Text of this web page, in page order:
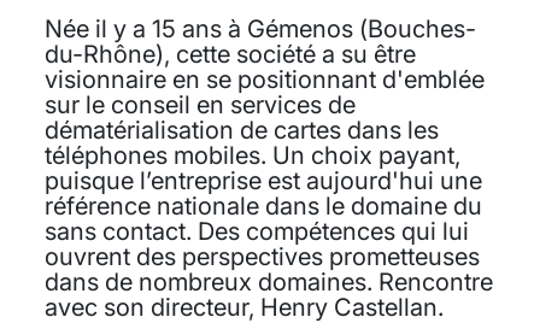
Née il y a 15 ans à Gémenos (Bouches-
du-Rhône), cette société a su être
visionnaire en se positionnant d'emblée
sur le conseil en services de
dématérialisation de cartes dans les
téléphones mobiles. Un choix payant,
puisque l’entreprise est aujourd'hui une
référence nationale dans le domaine du
sans contact. Des compétences qui lui
ouvrent des perspectives prometteuses
dans de nombreux domaines. Rencontre
avec son directeur, Henry Castellan.